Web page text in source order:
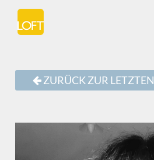
ZURÜCK ZUR